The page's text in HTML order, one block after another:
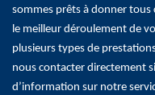
sommes prêts à donner
le meilleur déroulement de
plusieurs types de
nous contacter directement
d’information sur notre